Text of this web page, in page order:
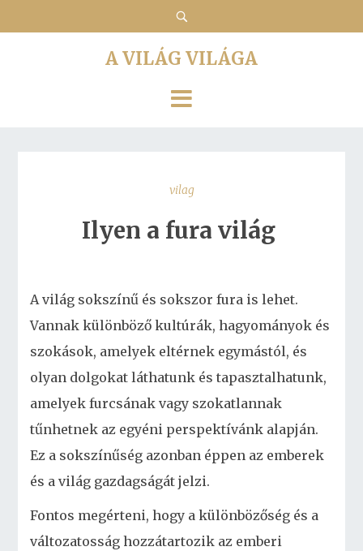
A VILÁG VILÁGA
vilag
Ilyen a fura világ
A világ sokszínű és sokszor fura is lehet.
Vannak különböző kultúrák, hagyományok és
szokások, amelyek eltérnek egymástól, és
olyan dolgokat láthatunk és tapasztalhatunk,
amelyek furcsának vagy szokatlannak
tűnhetnek az egyéni perspektívánk alapján.
Ez a sokszínűség azonban éppen az emberek
és a világ gazdagságát jelzi.
Fontos megérteni, hogy a különbözőség és a
változatosság hozzátartozik az emberi